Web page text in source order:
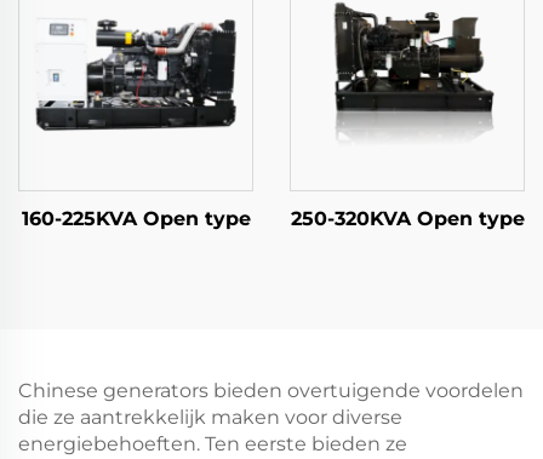
160-225KVA Open type 250-320KVA Open type
Chinese generators bieden overtuigende voordelen
die ze aantrekkelijk maken voor diverse
energiebehoeften. Ten eerste bieden ze